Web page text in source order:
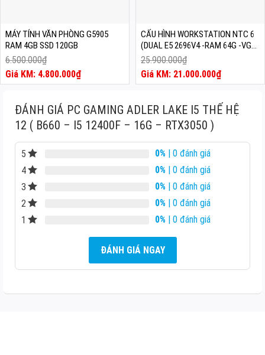
MÁY TÍNH VĂN PHÒNG G5905
RAM 4GB SSD 120GB
6.500.000₫
Giá
gốc
6.500.000₫.
4.800.000₫
Giá
4.800.000₫.
CẤU HÌNH WORKSTATION NTC 6
(DUAL E5 2696V4 -RAM 64G -VGA
RX 8G)
25.900.000₫
Giá
gốc
25.900.000₫.
21.000.000₫
Giá
tại
là:
21.000.000₫.
ĐÁNH GIÁ PC GAMING ADLER LAKE I5 THẾ HỆ
12 ( B660 – I5 12400F – 16G – RTX3050 )
5 0% | 0 đánh giá
4
0% | 0 đánh giá
3
0% | 0 đánh giá
2
0% | 0 đánh giá
1
0% | 0 đánh giá
ĐÁNH GIÁ NGAY